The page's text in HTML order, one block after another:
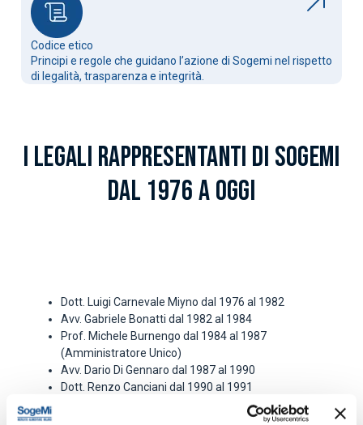
Codice etico
Principi e regole che guidano l’azione di Sogemi nel rispetto
di legalità, trasparenza e integrità.
I LEGALI RAPPRESENTANTI DI SOGEMI
DAL 1976 A OGGI
Dott. Luigi Carnevale Miyno dal 1976 al 1982
Avv. Gabriele Bonatti dal 1982 al 1984
Prof. Michele Burnengo dal 1984 al 1987
(Amministratore Unico)
Avv. Dario Di Gennaro dal 1987 al 1990
Dott. Renzo Canciani dal 1990 al 1991
Ing. Riccardo Casalegno dal 1991 al 1992
Prof. Armando Brandolese dal 1992 al 1992